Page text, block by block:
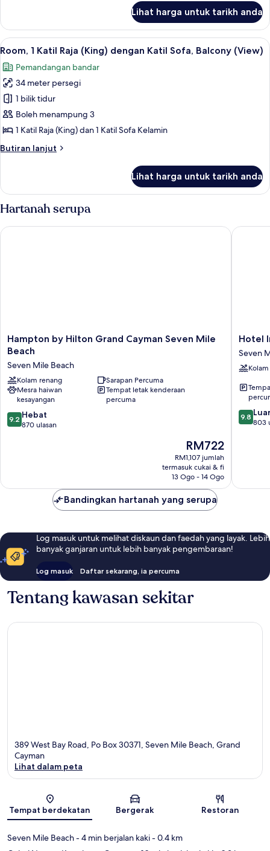
Sofa,
Balcony,
Oceanfront
1
Katil
Raja
dengan
Katil
Sofa,
Balcony,
Oceanfront
Lihat harga untuk tarikh anda
Lihat
semua
foto
untuk
Room,
1
Katil
(King)
Sofa,
Balcony
(View)
Room, 1 Katil Raja (King) dengan
5
Room, 1 Katil Raja (King) dengan Katil Sofa, Balcony (View)
Pemandangan bandar
34 meter persegi
1 bilik tidur
Boleh menampung 3
1 Katil Raja (King) dan 1 Katil Sofa Kelamin
Butiran lanjut
Butiran
1
Raja
dengan
Lihat harga untuk tarikh anda
Hartanah serupa
Hampton
by
Grand
Cayman
Seven
Mile
Beach
Seven
Hampton by Hilton Grand Cayman Seven Mile
Beach
Seven Mile Beach
Kolam renang
Sarapan Percuma
Mesra haiwan
kesayangan
Tempat letak kenderaan
percuma
9.2
daripada
9.2 Hebat
870 ulasan
Harga
ialah
RM722
RM722
RM1,107 jumlah
termasuk cukai & fi
13 Ogo - 14 Ogo
Hampton by Hilton Grand Cayman Seven Mile Beach
Hotel
Indigo
Grand
Cayman
IHG
Seven
Mile
Beach
Hotel
Seven
9.8
9.8
803
Hotel
Bandingkan hartanah yang serupa
Log masuk untuk melihat diskaun dan faedah yang layak. Lebih
banyak ganjaran untuk lebih banyak pengembaraan!
Log masuk Daftar sekarang, ia percuma
Tentang kawasan sekitar
389 West Bay Road, Po Box 30371, Seven Mile Beach, Grand
Cayman
Lihat dalam peta
Tempat berdekatan Bergerak Restoran
Seven Mile Beach- 4 min berjalan kaki- 0.4 km